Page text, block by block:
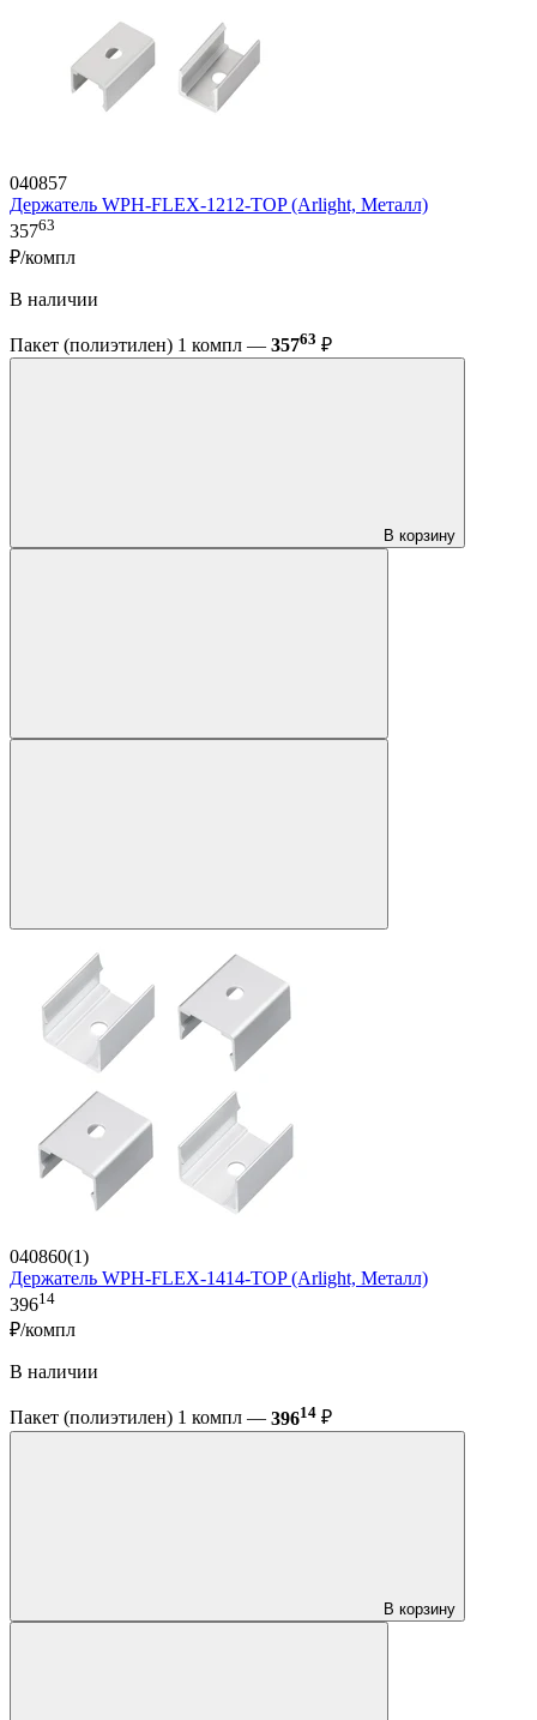
040857
Держатель WPH-FLEX-1212-TOP (Arlight, Металл)
35763
₽/компл
В наличии
Пакет (полиэтилен) 1 компл — 35763 ₽
В корзину
040860(1)
Держатель WPH-FLEX-1414-TOP (Arlight, Металл)
39614
₽/компл
В наличии
Пакет (полиэтилен) 1 компл — 39614 ₽
В корзину